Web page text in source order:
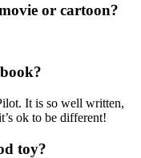
or cartoon?
It is so well written,
ok to be different!
toy?